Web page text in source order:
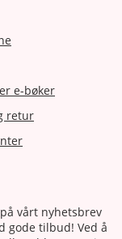
e-bøker
retur
vårt nyhetsbrev
gode tilbud! Ved å